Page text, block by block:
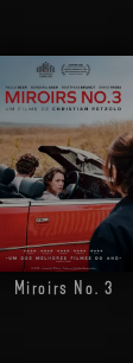
Miroirs No. 3